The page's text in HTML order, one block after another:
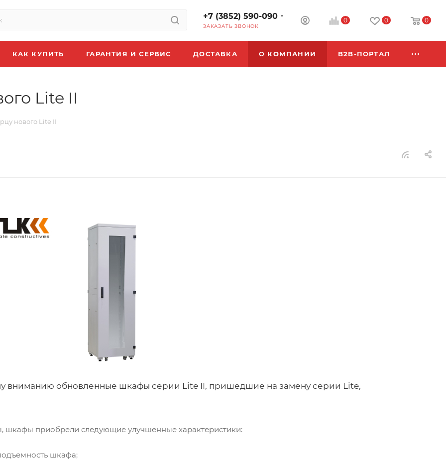
+7 (3852) 590-090
ЗАКАЗАТЬ ЗВОНОК
0 0 0
КАК КУПИТЬ ГАРАНТИЯ И СЕРВИС ДОСТАВКА О КОМПАНИИ B2B-ПОРТАЛ
Lite II
нового Lite II
вниманию обновленные шкафы серии Lite II, пришедшие на замену серии Lite,
шкафы приобрели следующие улучшенные характеристики:
шкафа;